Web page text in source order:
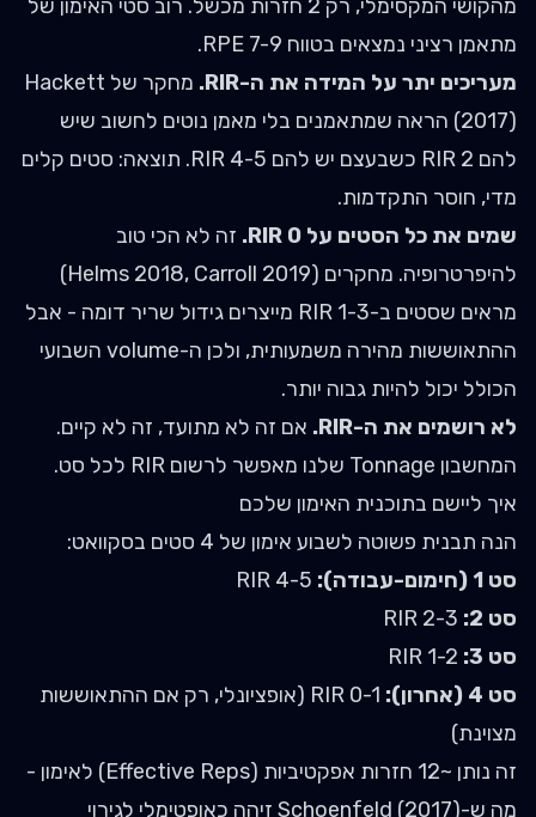
מהקושי המקסימלי, רק 2 חזרות מכשל. רוב סטי האימון של
מתאמן רציני נמצאים בטווח RPE 7-9.
מעריכים יתר על המידה את ה-RIR.
מחקר של Hackett
(2017) הראה שמתאמנים בלי מאמן נוטים לחשוב שיש
להם RIR 2 כשבעצם יש להם RIR 4-5. תוצאה: סטים קלים
מדי, חוסר התקדמות.
שמים את כל הסטים על RIR 0.
זה לא הכי טוב
להיפרטרופיה. מחקרים (Helms 2018, Carroll 2019)
מראים שסטים ב-RIR 1-3 מייצרים גידול שריר דומה - אבל
ההתאוששות מהירה משמעותית, ולכן ה-volume השבועי
הכולל יכול להיות גבוה יותר.
לא רושמים את ה-RIR.
אם זה לא מתועד, זה לא קיים.
המחשבון Tonnage שלנו
מאפשר לרשום RIR לכל סט.
איך ליישם בתוכנית האימון שלכם
הנה תבנית פשוטה לשבוע אימון של 4 סטים בסקוואט:
סט 1 (חימום-עבודה):
סט 2:
סט 3:
סט 4 (אחרון):
RIR 0-1 (אופציונלי, רק אם ההתאוששות
מצוינת)
זה נותן ~12 חזרות אפקטיביות (Effective Reps) לאימון -
מה ש-Schoenfeld (2017) זיהה כאופטימלי לגירוי